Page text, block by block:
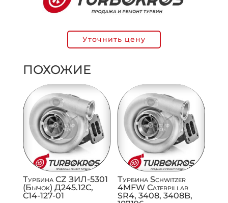
Уточнить цену
ПОХОЖИЕ
Турбина CZ ЗИЛ-5301
(Бычок) Д245.12С,
C14-127-01
Турбина Schwitzer
4MFW Caterpillar
SR4, 3408, 3408B,